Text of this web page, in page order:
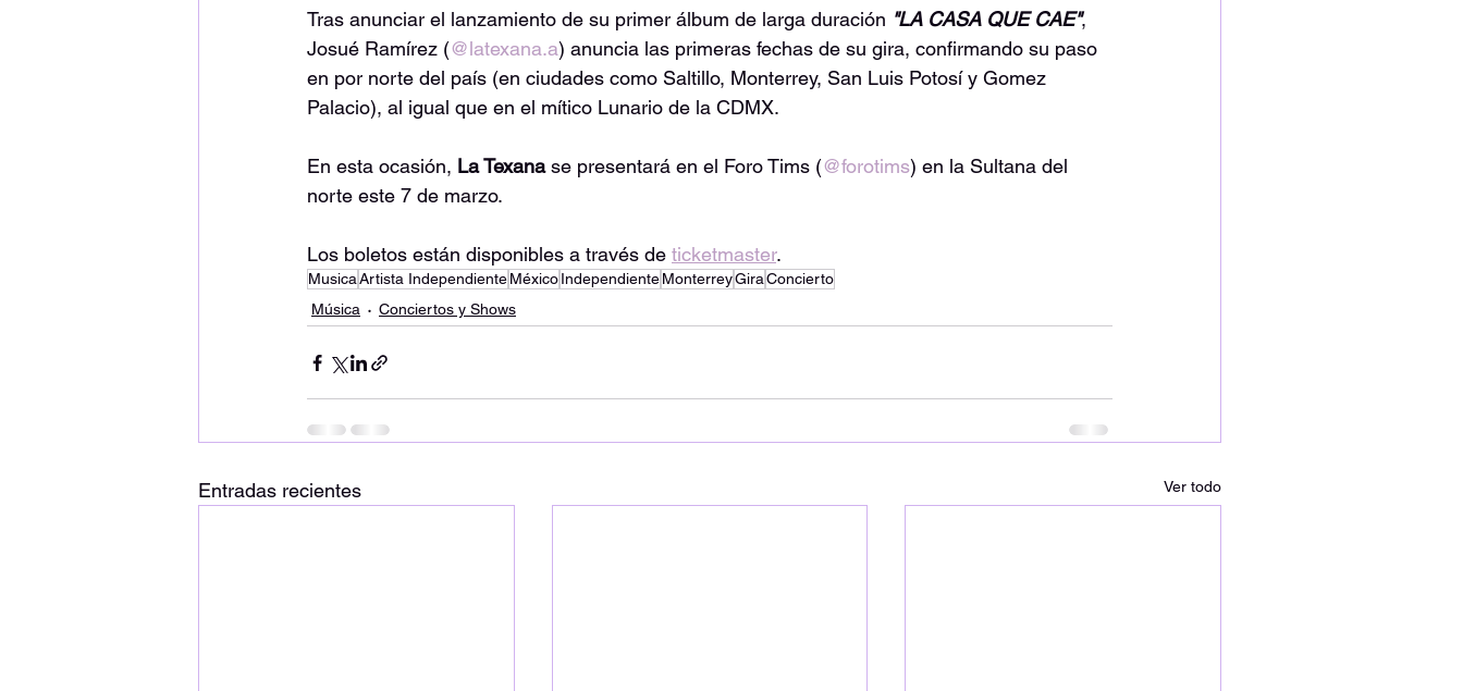
Tras anunciar el lanzamiento de su primer álbum de larga duración "LA CASA QUE CAE",
Josué Ramírez (@latexana.a) anuncia las primeras fechas de su gira, confirmando su paso
en por norte del país (en ciudades como Saltillo, Monterrey, San Luis Potosí y Gomez
Palacio), al igual que en el mítico Lunario de la CDMX.
En esta ocasión, La Texana se presentará en el Foro Tims (@forotims) en la Sultana del
norte este 7 de marzo.
Los boletos están disponibles a través de ticketmaster.
MusicaArtista IndependienteMéxicoIndependienteMonterreyGiraConcierto
Música
Conciertos y Shows
Entradas recientes Ver todo